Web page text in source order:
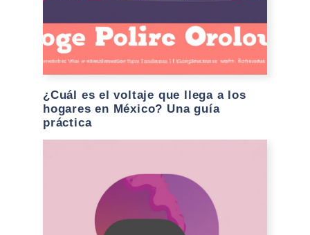
¿Cuál es el voltaje que llega a los
hogares en México? Una guía
práctica